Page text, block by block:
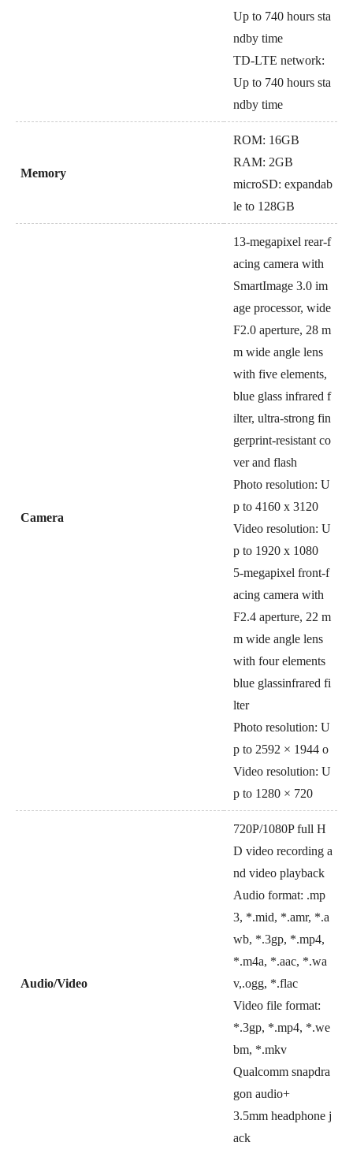
Up to 740 hours sta
ndby time
TD-LTE network:
Up to 740 hours sta
ndby time
Memory
ROM: 16GB
RAM: 2GB
microSD: expandab
le to 128GB
Camera
13-megapixel rear-f
acing camera with
SmartImage 3.0 im
age processor, wide
F2.0 aperture, 28 m
m wide angle lens
with five elements,
blue glass infrared f
ilter, ultra-strong fin
gerprint-resistant co
ver and flash
Photo resolution: U
p to 4160 x 3120
Video resolution: U
p to 1920 x 1080
5-megapixel front-f
acing camera with
F2.4 aperture, 22 m
m wide angle lens
with four elements
blue glassinfrared fi
lter
Photo resolution: U
p to 2592 × 1944 o
Video resolution: U
p to 1280 × 720
Audio/Video
720P/1080P full H
D video recording a
nd video playback
Audio format: .mp
3, *.mid, *.amr, *.a
wb, *.3gp, *.mp4,
*.m4a, *.aac, *.wa
v,.ogg, *.flac
Video file format:
*.3gp, *.mp4, *.we
bm, *.mkv
Qualcomm snapdra
gon audio+
3.5mm headphone j
ack